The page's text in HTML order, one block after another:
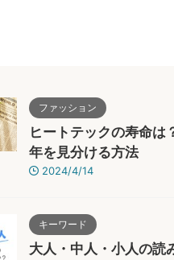
ファッション
ヒートテックの寿命は
年を見分ける方法
2024/4/14
キーワード
大人・中人・小人の読